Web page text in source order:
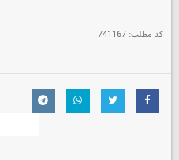
کد مطلب: 741167